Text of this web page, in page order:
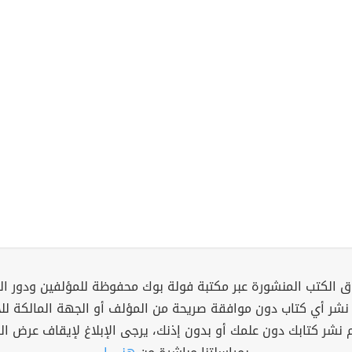
الكتب المنشورة عبر مكتبة فولة بوك محفوظة للمؤلفين ودور
نشر أي كتاب دون موافقة صريحة من المؤلف أو الجهة المالكة
نشر كتابك دون علمك أو بدون إذنك، يرجى الإبلاغ لإيقاف عرض